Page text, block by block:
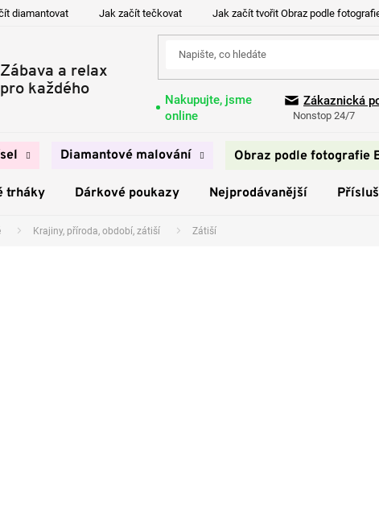
diamantovat Jak začít tečkovat Jak začít tvořit Obraz podle
Nakupujte, jsme
online
Zákaznická
Nonstop 24/7
Diamantové malování Obraz podle fotografie
trháky Dárkové poukazy Nejprodávanější
Krajiny, příroda, období, zátiší Zátiší